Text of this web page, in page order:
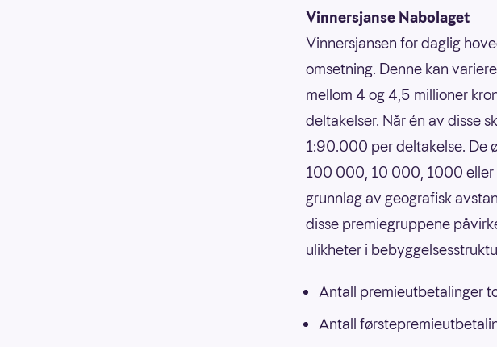
Vinnersjanse Nabolaget
Vinnersjansen for daglig
omsetning. Denne kan
mellom 4 og 4,5 millioner
deltakelser. Når én av disse
1:90.000 per deltakelse. De
100 000, 10 000, 1000 eller
grunnlag av geografisk
disse premiegruppene
ulikheter i
Antall premieutbetalinger
Antall